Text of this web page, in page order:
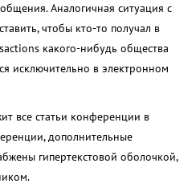
Аналогичная ситуация с
чтобы кто-то получал в
какого-нибудь общества
исключительно в электронном
все статьи конференции в
дополнительные
гипертекстовой оболочкой,